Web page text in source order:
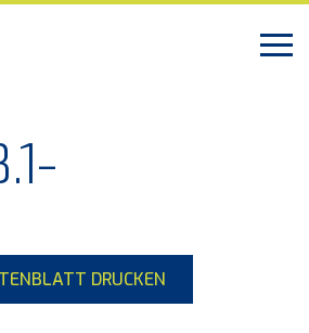
DRUCKEN